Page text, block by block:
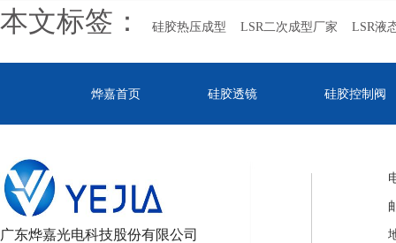
本文标签： 硅胶热压成型 LSR二次成型厂家 LSR液
烨嘉首页 硅胶透镜 硅胶控制阀
广东烨嘉光电科技股份有限公司